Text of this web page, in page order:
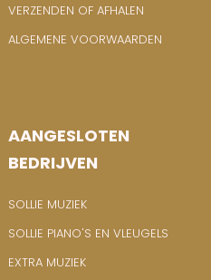
VERZENDEN OF AFHALEN
ALGEMENE VOORWAARDEN
AANGESLOTEN
BEDRIJVEN
SOLLIE MUZIEK
SOLLIE PIANO'S EN VLEUGELS
EXTRA MUZIEK